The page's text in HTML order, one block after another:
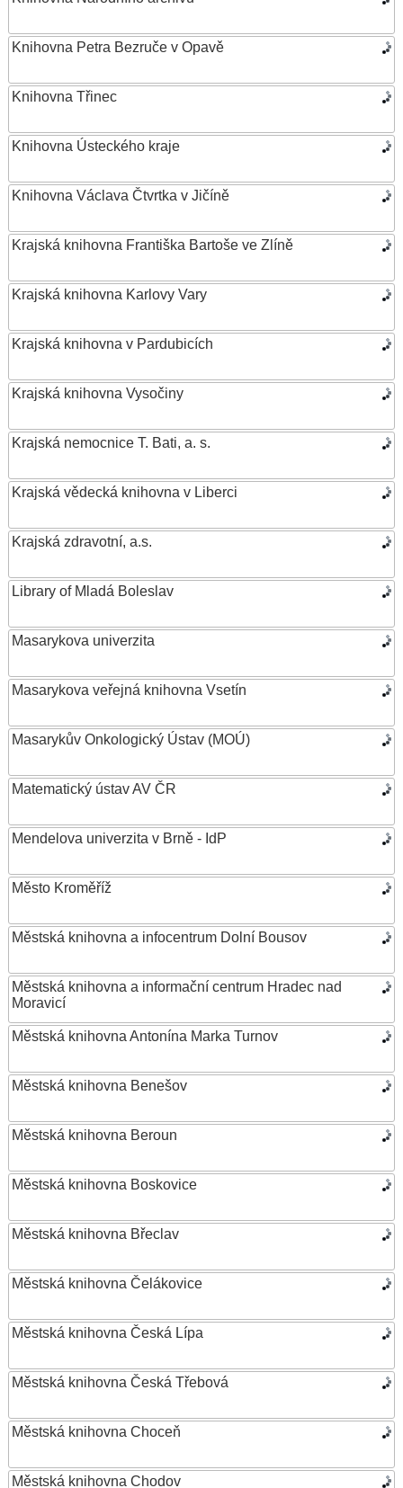
Knihovna Petra Bezruče v Opavě
Knihovna Třinec
Knihovna Ústeckého kraje
Knihovna Václava Čtvrtka v Jičíně
Krajská knihovna Františka Bartoše ve Zlíně
Krajská knihovna Karlovy Vary
Krajská knihovna v Pardubicích
Krajská knihovna Vysočiny
Krajská nemocnice T. Bati, a. s.
Krajská vědecká knihovna v Liberci
Krajská zdravotní, a.s.
Library of Mladá Boleslav
Masarykova univerzita
Masarykova veřejná knihovna Vsetín
Masarykův Onkologický Ústav (MOÚ)
Matematický ústav AV ČR
Mendelova univerzita v Brně - IdP
Město Kroměříž
Městská knihovna a infocentrum Dolní Bousov
Městská knihovna a informační centrum Hradec nad
Moravicí
Městská knihovna Antonína Marka Turnov
Městská knihovna Benešov
Městská knihovna Beroun
Městská knihovna Boskovice
Městská knihovna Břeclav
Městská knihovna Čelákovice
Městská knihovna Česká Lípa
Městská knihovna Česká Třebová
Městská knihovna Choceň
Městská knihovna Chodov